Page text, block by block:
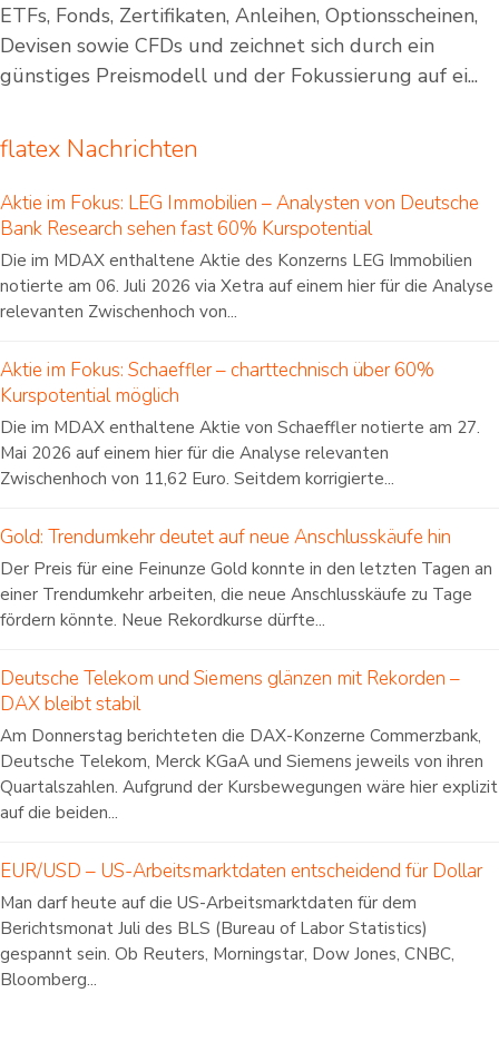
ETFs, Fonds, Zertifikaten, Anleihen, Optionsscheinen,
Devisen sowie CFDs und zeichnet sich durch ein
günstiges Preismodell und der Fokussierung auf ei...
flatex Nachrichten
Aktie im Fokus: LEG Immobilien – Analysten von Deutsche
Bank Research sehen fast 60% Kurspotential
Die im MDAX enthaltene Aktie des Konzerns LEG Immobilien
notierte am 06. Juli 2026 via Xetra auf einem hier für die Analyse
relevanten Zwischenhoch von...
Aktie im Fokus: Schaeffler – charttechnisch über 60%
Kurspotential möglich
Die im MDAX enthaltene Aktie von Schaeffler notierte am 27.
Mai 2026 auf einem hier für die Analyse relevanten
Zwischenhoch von 11,62 Euro. Seitdem korrigierte...
Gold: Trendumkehr deutet auf neue Anschlusskäufe hin
Der Preis für eine Feinunze Gold konnte in den letzten Tagen an
einer Trendumkehr arbeiten, die neue Anschlusskäufe zu Tage
fördern könnte. Neue Rekordkurse dürfte...
Deutsche Telekom und Siemens glänzen mit Rekorden –
DAX bleibt stabil
Am Donnerstag berichteten die DAX-Konzerne Commerzbank,
Deutsche Telekom, Merck KGaA und Siemens jeweils von ihren
Quartalszahlen. Aufgrund der Kursbewegungen wäre hier explizit
auf die beiden...
EUR/USD – US-Arbeitsmarktdaten entscheidend für Dollar
Man darf heute auf die US-Arbeitsmarktdaten für dem
Berichtsmonat Juli des BLS (Bureau of Labor Statistics)
gespannt sein. Ob Reuters, Morningstar, Dow Jones, CNBC,
Bloomberg...